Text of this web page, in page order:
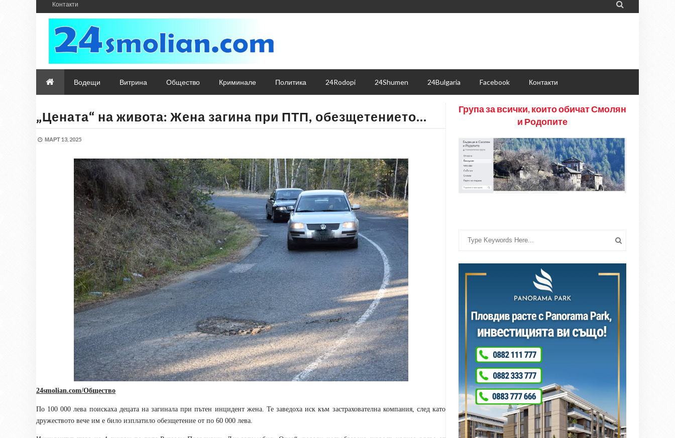
Контакти 
Водещи Витрина Общество Криминале Политика 24Rodopi 24Shumen 24Bulgaria Facebook Контакти
„Цената“ на живота: Жена загина при ПТП, обезщетението…
МАРТ 13, 2025
24smolian.com/Общество
По 100 000 лева поискаха децата на загинала при пътен инцидент жена. Те заведоха иск към застрахователна компания, след като
дружеството вече им е било изплатило обезщетение от по 60 000 лева.
Група за всички, които обичат Смолян
и Родопите